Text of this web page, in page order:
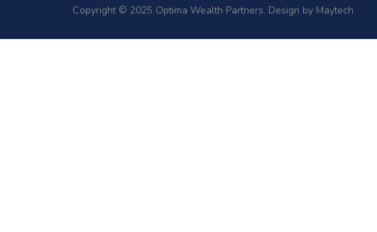
Copyright © 2025 Optima Wealth Partners. Design by Maytech